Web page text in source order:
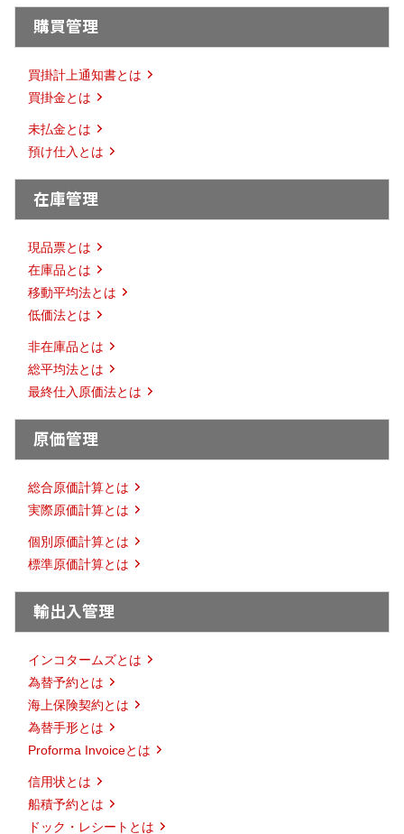
購買管理
買掛計上通知書とは
買掛金とは
未払金とは
預け仕入とは
在庫管理
現品票とは
在庫品とは
移動平均法とは
低価法とは
非在庫品とは
総平均法とは
最終仕入原価法とは
原価管理
総合原価計算とは
実際原価計算とは
個別原価計算とは
標準原価計算とは
輸出入管理
インコタームズとは
為替予約とは
海上保険契約とは
為替手形とは
Proforma Invoiceとは
信用状とは
船積予約とは
ドック・レシートとは